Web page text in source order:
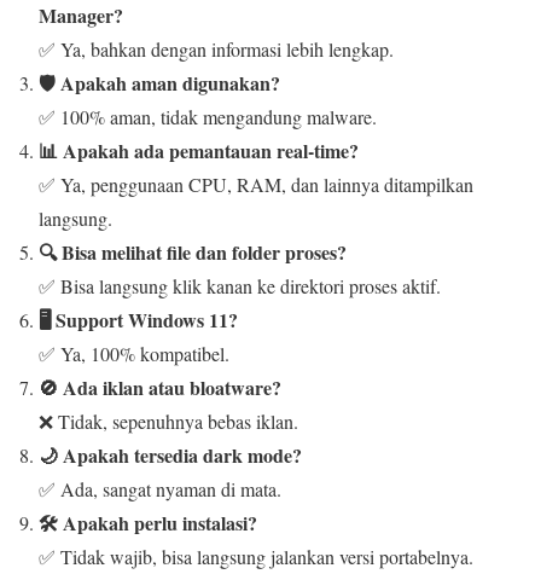
Manager?
✅ Ya, bahkan dengan informasi lebih lengkap.
🛡️ Apakah aman digunakan?
✅ 100% aman, tidak mengandung malware.
📊 Apakah ada pemantauan real-time?
✅ Ya, penggunaan CPU, RAM, dan lainnya ditampilkan
langsung.
🔍 Bisa melihat file dan folder proses?
✅ Bisa langsung klik kanan ke direktori proses aktif.
🖥️ Support Windows 11?
✅ Ya, 100% kompatibel.
🚫 Ada iklan atau bloatware?
❌ Tidak, sepenuhnya bebas iklan.
🌙 Apakah tersedia dark mode?
✅ Ada, sangat nyaman di mata.
🛠️ Apakah perlu instalasi?
✅ Tidak wajib, bisa langsung jalankan versi portabelnya.